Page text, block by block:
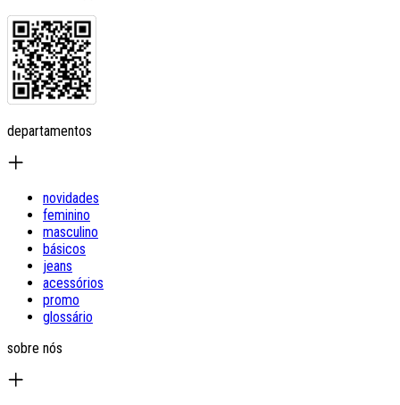
departamentos
novidades
feminino
masculino
básicos
jeans
acessórios
promo
glossário
sobre nós